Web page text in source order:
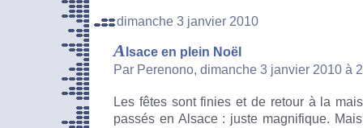
dimanche 3 janvier 2010
A lsace en plein Noël
Par Perenono, dimanche 3 janvier 2010 à
Les fêtes sont finies et de retour à la
passés en Alsace : juste magnifique.